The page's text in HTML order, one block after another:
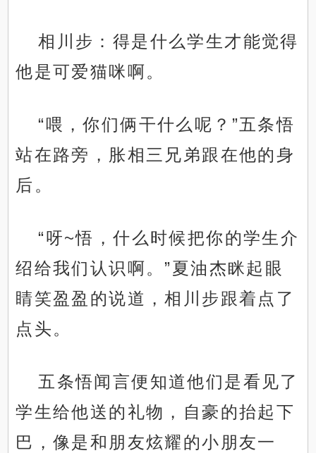
相川步：得是什么学生才能觉得
他是可爱猫咪啊。
“喂，你们俩干什么呢？”五条悟
站在路旁，胀相三兄弟跟在他的身
后。
“呀~悟，什么时候把你的学生介
绍给我们认识啊。”夏油杰眯起眼
睛笑盈盈的说道，相川步跟着点了
点头。
五条悟闻言便知道他们是看见了
学生给他送的礼物，自豪的抬起下
巴，像是和朋友炫耀的小朋友一